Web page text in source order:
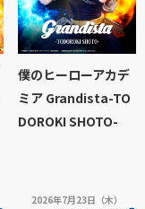
僕のヒーローアカデ
ミア Grandista-TO
DOROKI SHOTO-
2026年7月23日（木）